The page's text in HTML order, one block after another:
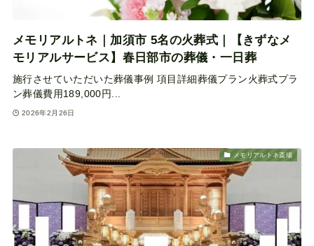
メモリアルトネ｜加須市 5名の火葬式｜【きずなメ
モリアルサービス】春日部市の葬儀・一日葬
施行させていただいた葬儀事例 項目詳細葬儀プラン火葬式プラ
ン葬儀費用189,000円...
2026年2月26日
メモリアルトネ斎場